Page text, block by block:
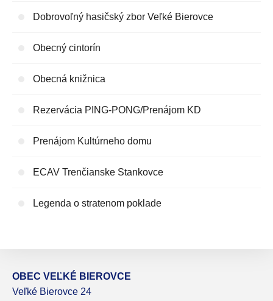
Dobrovoľný hasičský zbor Veľké Bierovce
Obecný cintorín
Obecná knižnica
Rezervácia PING-PONG/Prenájom KD
Prenájom Kultúrneho domu
ECAV Trenčianske Stankovce
Legenda o stratenom poklade
OBEC VEĽKÉ BIEROVCE
Veľké Bierovce 24